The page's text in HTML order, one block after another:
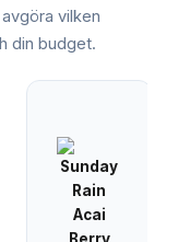
vilken
din budget.